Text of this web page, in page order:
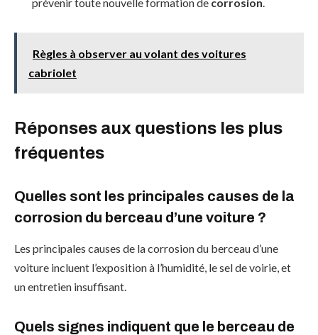
prévenir toute nouvelle formation de corrosion.
Règles à observer au volant des voitures
cabriolet
Réponses aux questions les plus
fréquentes
Quelles sont les principales causes de la
corrosion du berceau d’une voiture ?
Les principales causes de la corrosion du berceau d’une
voiture incluent l’exposition à l’humidité, le sel de voirie, et
un entretien insuffisant.
Quels signes indiquent que le berceau de